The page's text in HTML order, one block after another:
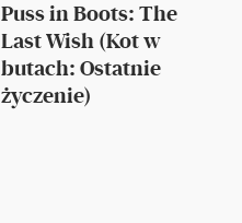
Puss in Boots: The
Last Wish (Kot w
butach: Ostatnie
życzenie)